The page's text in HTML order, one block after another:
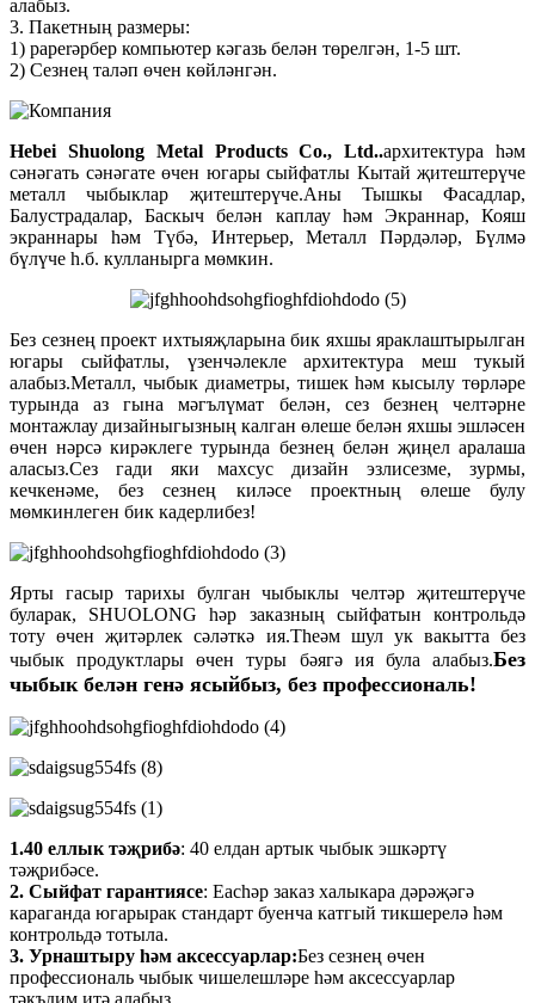
алабыз.
3. Пакетның размеры:
1) paperәрбер компьютер кәгазь белән төрелгән, 1-5 шт.
2) Сезнең таләп өчен көйләнгән.
Hebei Shuolong Metal Products Co., Ltd..архитектура һәм
сәнәгать сәнәгате өчен югары сыйфатлы Кытай җитештерүче
металл чыбыклар җитештерүче.Аны Тышкы Фасадлар,
Балустрадалар, Баскыч белән каплау һәм Экраннар, Кояш
экраннары һәм Түбә, Интерьер, Металл Пәрдәләр, Бүлмә
бүлүче һ.б. кулланырга мөмкин.
Без сезнең проект ихтыяҗларына бик яхшы яраклаштырылган
югары сыйфатлы, үзенчәлекле архитектура меш тукый
алабыз.Металл, чыбык диаметры, тишек һәм кысылу төрләре
турында аз гына мәгълүмат белән, сез безнең челтәрне
монтажлау дизайныгызның калган өлеше белән яхшы эшләсен
өчен нәрсә кирәклеге турында безнең белән җиңел аралаша
аласыз.Сез гади яки махсус дизайн эзлисезме, зурмы,
кечкенәме, без сезнең киләсе проектның өлеше булу
мөмкинлеген бик кадерлибез!
Ярты гасыр тарихы булган чыбыклы челтәр җитештерүче
буларак, SHUOLONG һәр заказның сыйфатын контрольдә
тоту өчен җитәрлек сәләткә ия.Theәм шул ук вакытта без
чыбык продуктлары өчен туры бәягә ия була алабыз.Без
чыбык белән генә ясыйбыз, без профессиональ!
1.40 еллык тәҗрибә: 40 елдан артык чыбык эшкәртү
тәҗрибәсе.
2. Сыйфат гарантиясе: Eachәр заказ халыкара дәрәҗәгә
караганда югарырак стандарт буенча катгый тикшерелә һәм
контрольдә тотыла.
3. Урнаштыру һәм аксессуарлар:Без сезнең өчен
профессиональ чыбык чишелешләре һәм аксессуарлар